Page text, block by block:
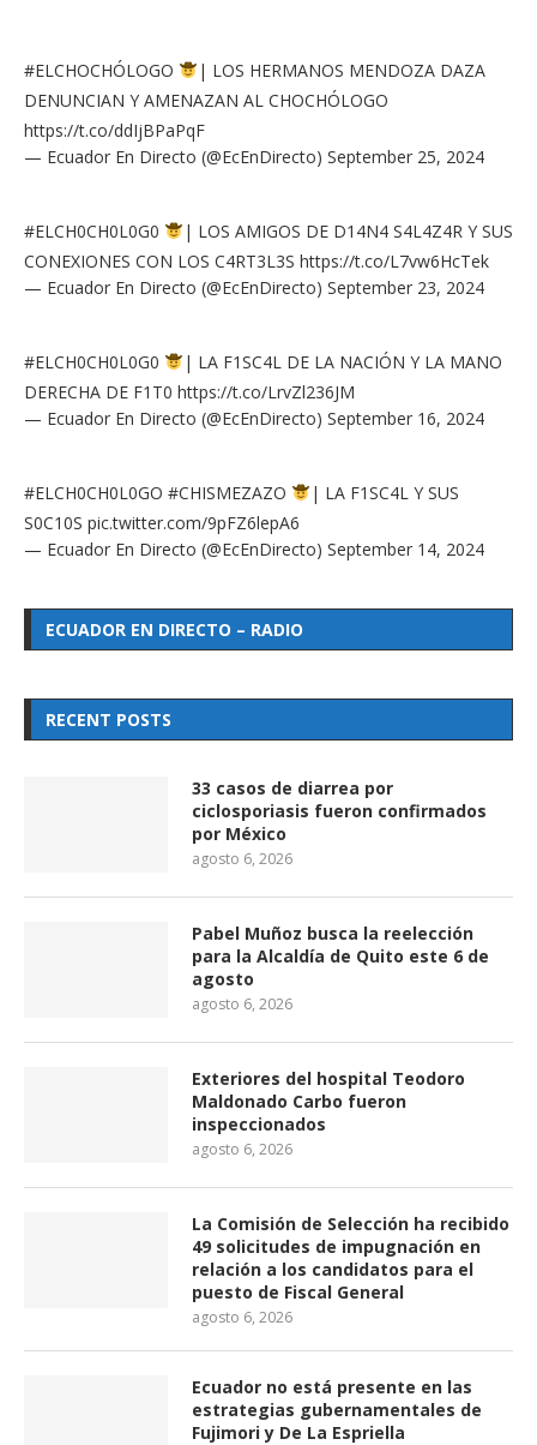
#ELCHOCHÓLOGO
| LOS HERMANOS MENDOZA DAZA
DENUNCIAN Y AMENAZAN AL CHOCHÓLOGO
https://t.co/ddIjBPaPqF
— Ecuador En Directo (@EcEnDirecto) September 25, 2024
#ELCH0CH0L0G0
| LOS AMIGOS DE D14N4 S4L4Z4R Y SUS
CONEXIONES CON LOS C4RT3L3S https://t.co/L7vw6HcTek
— Ecuador En Directo (@EcEnDirecto) September 23, 2024
#ELCH0CH0L0G0
| LA F1SC4L DE LA NACIÓN Y LA MANO
DERECHA DE F1T0 https://t.co/LrvZl236JM
— Ecuador En Directo (@EcEnDirecto) September 16, 2024
#ELCH0CH0L0GO #CHISMEZAZO
| LA F1SC4L Y SUS
S0C10S pic.twitter.com/9pFZ6lepA6
— Ecuador En Directo (@EcEnDirecto) September 14, 2024
ECUADOR EN DIRECTO – RADIO
RECENT POSTS
33 casos de diarrea por
ciclosporiasis fueron confirmados
por México
agosto 6, 2026
Pabel Muñoz busca la reelección
para la Alcaldía de Quito este 6 de
agosto
agosto 6, 2026
Exteriores del hospital Teodoro
Maldonado Carbo fueron
inspeccionados
agosto 6, 2026
La Comisión de Selección ha recibido
49 solicitudes de impugnación en
relación a los candidatos para el
puesto de Fiscal General
agosto 6, 2026
Ecuador no está presente en las
estrategias gubernamentales de
Fujimori y De La Espriella